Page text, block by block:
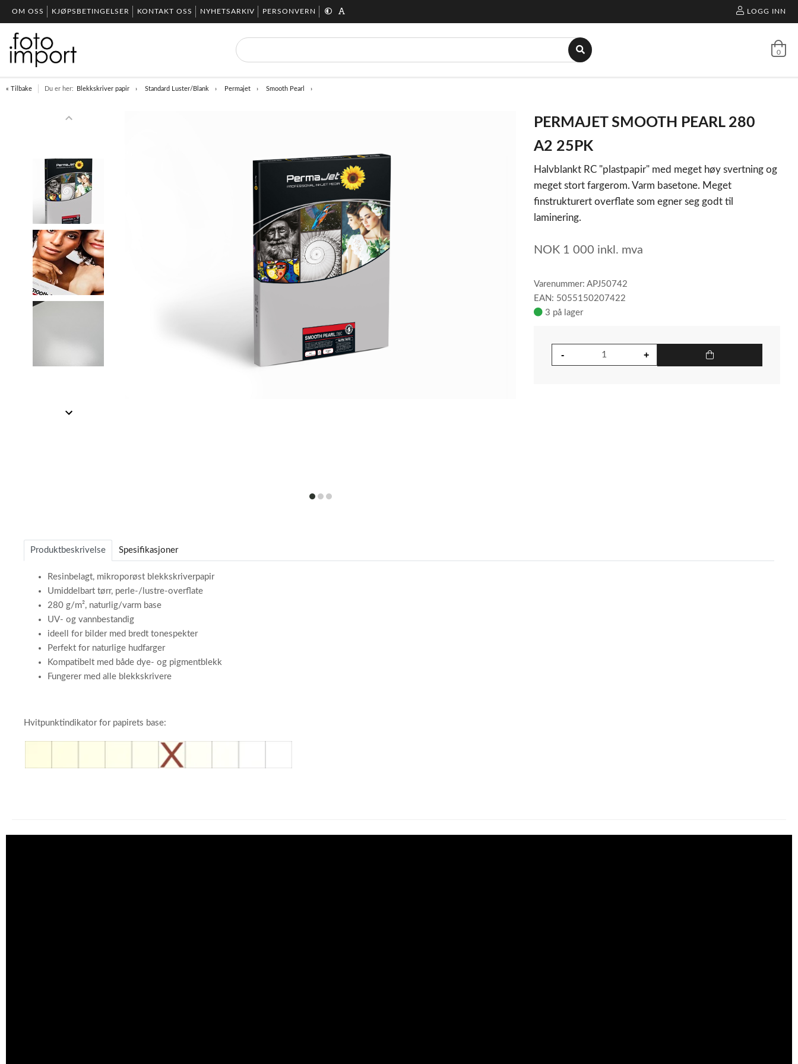
OM OSS KJØPSBETINGELSER KONTAKT OSS NYHETSARKIV PERSONVERN LOGG INN
0
« Tilbake Du er her: Blekkskriver papir Standard Luster/Blank Permajet Smooth Pearl
itemitemitem
3
PERMAJET SMOOTH PEARL 280
A2 25PK
Halvblankt RC "plastpapir" med meget høy svertning og
meget stort fargerom. Varm basetone. Meget
finstrukturert overflate som egner seg godt til
laminering.
NOK 1 000 inkl. mva
Varenummer: APJ50742
EAN: 5055150207422
3 på lager
Produktbeskrivelse Spesifikasjoner
Resinbelagt, mikroporøst blekkskriverpapir
Umiddelbart tørr, perle-/lustre-overflate
280 g/m², naturlig/varm base
UV- og vannbestandig
ideell for bilder med bredt tonespekter
Perfekt for naturlige hudfarger
Kompatibelt med både dye- og pigmentblekk
Fungerer med alle blekkskrivere
Hvitpunktindikator for papirets base: